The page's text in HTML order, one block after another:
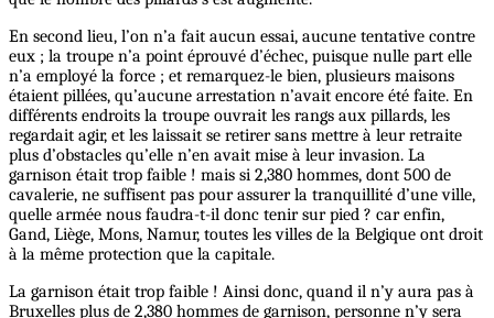
En second lieu, l’on n’a fait aucun essai, aucune tentative contre
eux ; la troupe n’a point éprouvé d’échec, puisque nulle part elle
n’a employé la force ; et remarquez-le bien, plusieurs maisons
étaient pillées, qu’aucune arrestation n’avait encore été faite. En
différents endroits la troupe ouvrait les rangs aux pillards, les
regardait agir, et les laissait se retirer sans mettre à leur retraite
plus d’obstacles qu’elle n’en avait mise à leur invasion. La
garnison était trop faible ! mais si 2,380 hommes, dont 500 de
cavalerie, ne suffisent pas pour assurer la tranquillité d’une ville,
quelle armée nous faudra-t-il donc tenir sur pied ? car enfin,
Gand, Liège, Mons, Namur, toutes les villes de la Belgique ont droit
à la même protection que la capitale.
La garnison était trop faible ! Ainsi donc, quand il n’y aura pas à
Bruxelles plus de 2,380 hommes de garnison, personne n’y sera